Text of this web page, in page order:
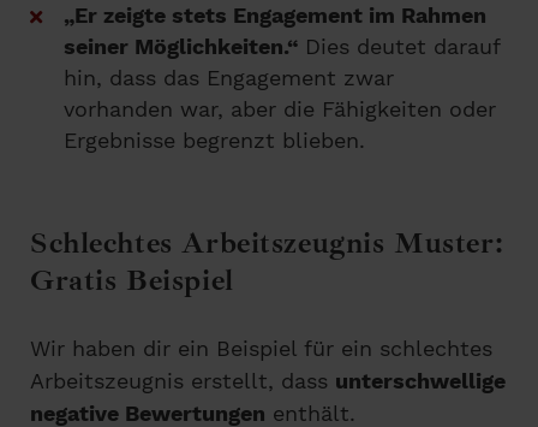
„Er zeigte stets Engagement im Rahmen
seiner Möglichkeiten.“ Dies deutet darauf
hin, dass das Engagement zwar
vorhanden war, aber die Fähigkeiten oder
Ergebnisse begrenzt blieben.
Schlechtes Arbeitszeugnis Muster:
Gratis Beispiel
Wir haben dir ein Beispiel für ein schlechtes
Arbeitszeugnis erstellt, dass unterschwellige
negative Bewertungen enthält.